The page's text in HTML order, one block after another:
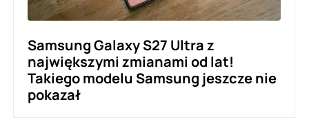
Samsung Galaxy S27 Ultra z
największymi zmianami od lat!
Takiego modelu Samsung jeszcze nie
pokazał